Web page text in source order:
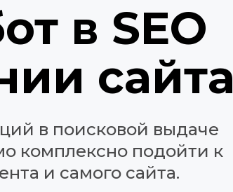
в SEO
сайта
в поисковой выдаче
комплексно подойти к
и самого сайта.